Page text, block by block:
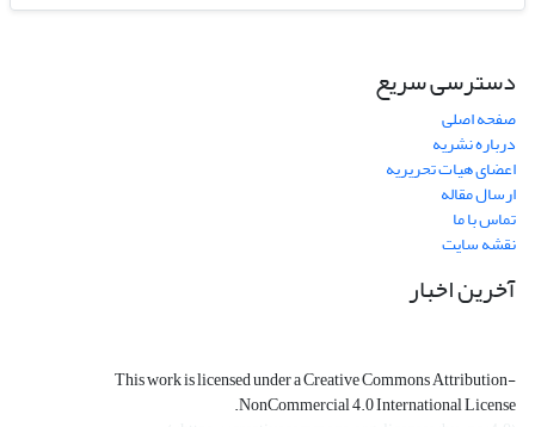
دسترسی سریع
صفحه اصلی
درباره نشریه
اعضای هیات تحریریه
ارسال مقاله
تماس با ما
نقشه سایت
آخرین اخبار
This work is licensed under a Creative Commons Attribution-
NonCommercial 4.0 International License.